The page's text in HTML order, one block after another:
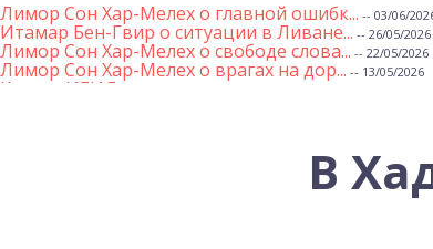
Лимор Сон Хар-Мелех о главной ошибк... -- 03/06/
Итамар Бен-Гвир о ситуации в Ливане... -- 26/05/2026
Лимор Сон Хар-Мелех о свободе слова... -- 22/05/2026
Лимор Сон Хар-Мелех о врагах на дор... -- 13/05/2026
Клятва ИГИЛ
Михаэль Бен Ари о недельной главе Т... -- 17/04/2026
Михаэль Бен Ари о недельной главе Т... -- 10/04/2026
-- 06/04/2026
В